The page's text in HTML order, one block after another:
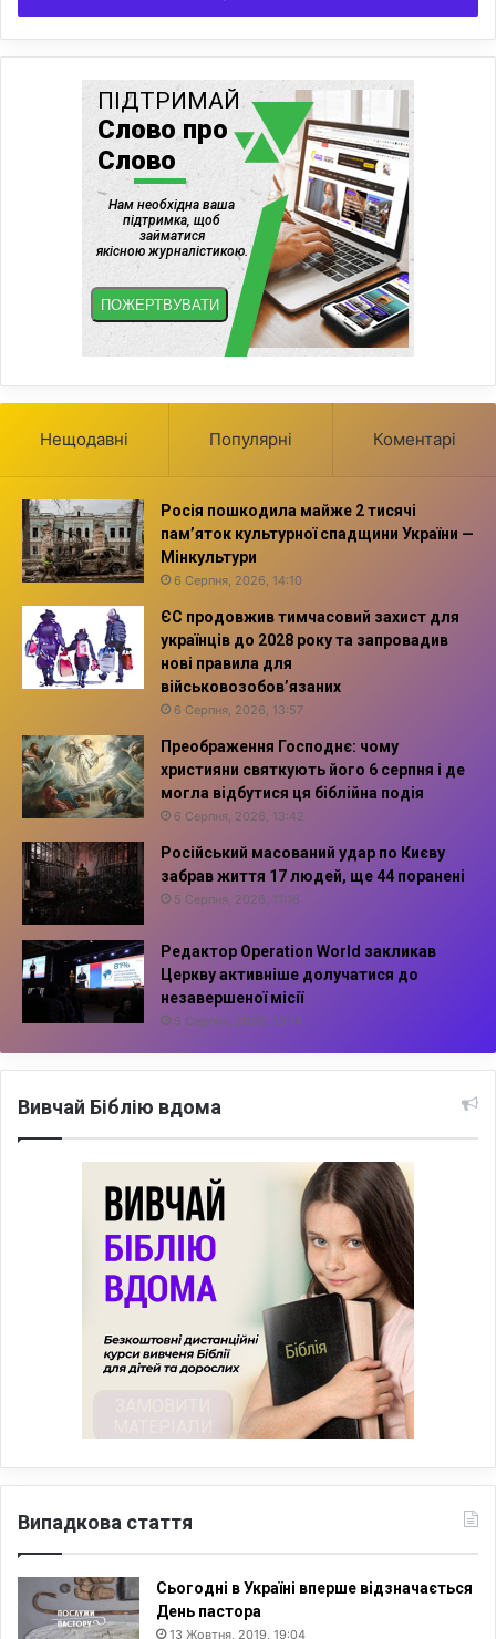
Нещодавні Популярні Коментарі
Росія пошкодила майже 2 тисячі
пам’яток культурної спадщини України —
Мінкультури
6 Серпня, 2026, 14:10
ЄС продовжив тимчасовий захист для
українців до 2028 року та запровадив
нові правила для
військовозобов’язаних
6 Серпня, 2026, 13:57
Преображення Господнє: чому
християни святкують його 6 серпня і де
могла відбутися ця біблійна подія
6 Серпня, 2026, 13:42
Російський масований удар по Києву
забрав життя 17 людей, ще 44 поранені
5 Серпня, 2026, 11:16
Редактор Operation World закликав
Церкву активніше долучатися до
незавершеної місії
5 Серпня, 2026, 10:14
Вивчай Біблію вдома
Випадкова стаття
Сьогодні в Україні вперше відзначається
День пастора
13 Жовтня, 2019, 19:04